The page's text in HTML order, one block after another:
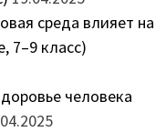
среда влияет на
7–9 класс)
человека